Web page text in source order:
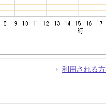
利用される